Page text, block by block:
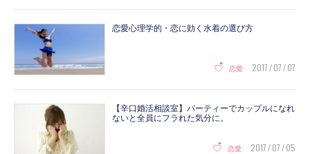
恋愛心理学的・恋に効く水着の選び方
恋愛 2017 / 07 / 07
【辛口婚活相談室】パーティーでカップルになれ
ないと全員にフラれた気分に。
恋愛 2017 / 07 / 05